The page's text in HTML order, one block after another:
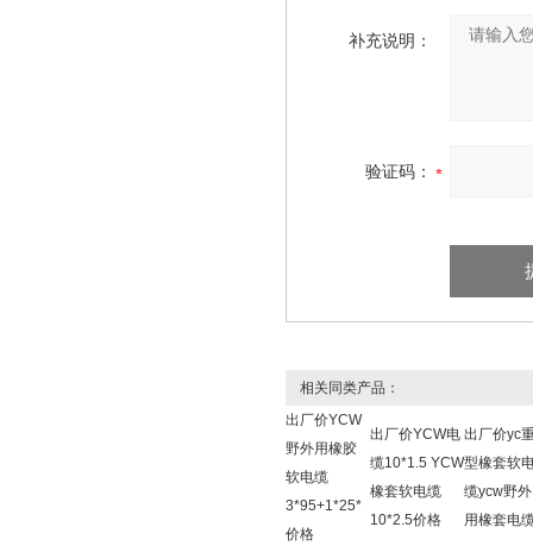
补充说明：
验证码：
相关同类产品：
出厂价YCW
野外用橡胶
软电缆
3*95+1*25*
价格
出厂价YCW电
缆10*1.5 YCW
橡套软电缆
10*2.5价格
出厂价yc
型橡套软
缆ycw野外
用橡套电